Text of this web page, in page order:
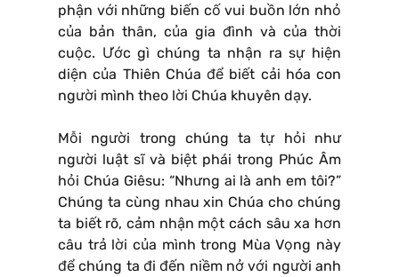
phận với những biến cố vui buồn lớn nhỏ
của bản thân, của gia đình và của thời
cuộc. Ước gì chúng ta nhận ra sự hiện
diện của Thiên Chúa để biết cải hóa con
người mình theo lời Chúa khuyên dạy.
Mỗi người trong chúng ta tự hỏi như
người luật sĩ và biệt phái trong Phúc Âm
hỏi Chúa Giêsu: “Nhưng ai là anh em tôi?”
Chúng ta cùng nhau xin Chúa cho chúng
ta biết rõ, cảm nhận một cách sâu xa hơn
câu trả lời của mình trong Mùa Vọng này
để chúng ta đi đến niềm nở với người anh